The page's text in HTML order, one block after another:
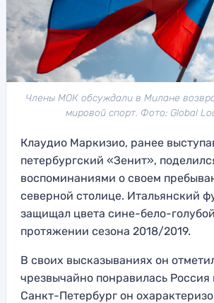
Члены МОК обсуждали в Милане
мировой спорт. Фото: Global
Клаудио Маркизио, ранее
петербургский «Зенит»,
воспоминаниями о своем
северной столице. Итальянский
защищал цвета сине-бело-
протяжении сезона 2018/2019.
В своих высказываниях он
чрезвычайно понравилась Россия
Санкт-Петербург он